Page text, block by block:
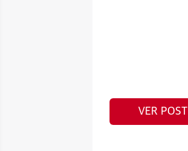
VER POST